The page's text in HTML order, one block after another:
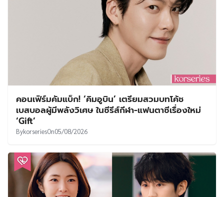
คอนเฟิร์มคัมแบ็ก! ‘คิมอูบิน’ เตรียมสวมบทโค้ช
เบสบอลผู้มีพลังวิเศษ ในซีรีส์กีฬา-แฟนตาซีเรื่องใหม่
‘Gift’
BykorseriesOn05/08/2026